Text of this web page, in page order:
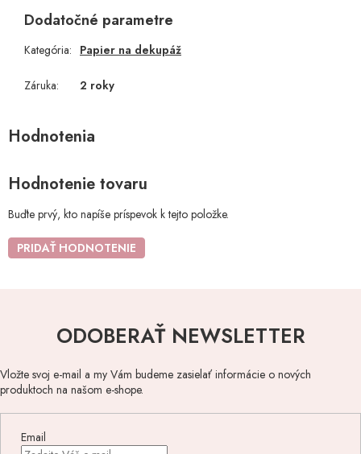
Dodatočné parametre
Kategória: Papier na dekupáž
Záruka: 2 roky
Hodnotenie tovaru
Buďte prvý, kto napíše príspevok k tejto položke.
PRIDAŤ HODNOTENIE
ODOBERAŤ NEWSLETTER
Vložte svoj e-mail a my Vám budeme zasielať informácie o nových
produktoch na našom e-shope.
Email